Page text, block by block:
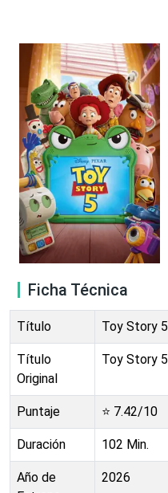
Ficha Técnica
Título Toy Story 5
Título
Original
Toy Story 5
Puntaje ⭐ 7.42/10
Duración 102 Min.
Año de
2026